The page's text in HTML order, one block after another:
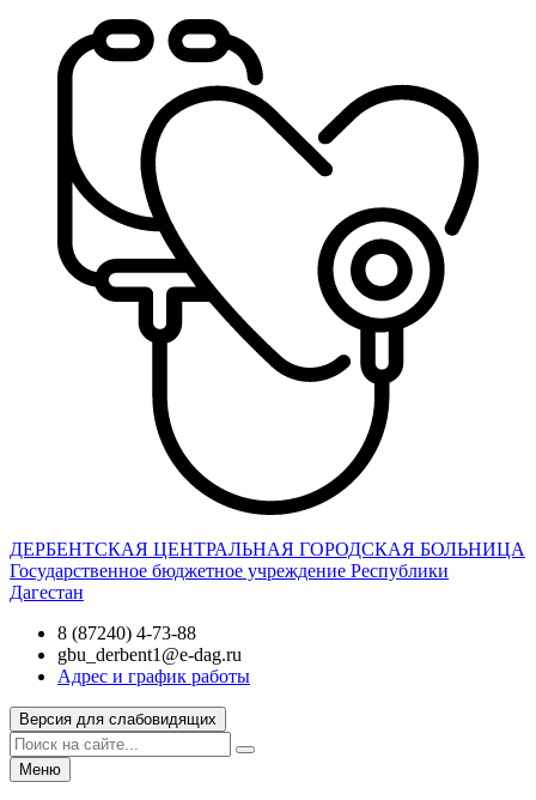
ДЕРБЕНТСКАЯ ЦЕНТРАЛЬНАЯ ГОРОДСКАЯ БОЛЬНИЦА
Государственное бюджетное учреждение Республики
Дагестан
8 (87240) 4-73-88
gbu_derbent1@e-dag.ru
Адрес и график работы
Версия для слабовидящих
Меню